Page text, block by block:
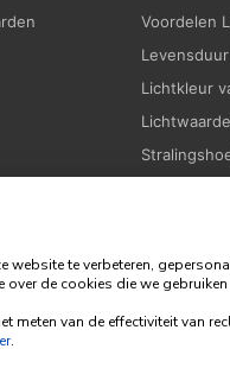
Voordelen
Lichtkleur
© 2026 | Alle rechten
website te verbeteren,
de cookies die we
meten van de effectiviteit van
.